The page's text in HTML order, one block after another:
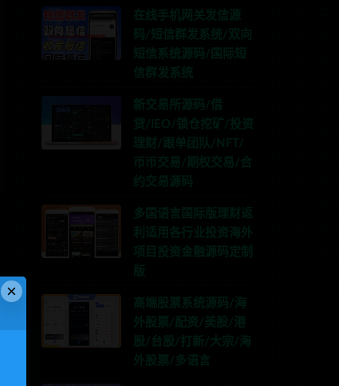
在线手机网关发信源
码/短信群发系统/双向
短信系统源码/国际短
信群发系统
新交易所源码/借
贷/IEO/锁仓挖矿/投资
理财/跟单团队/NFT/
币币交易/期权交易/合
约交易源码
多国语言国际版理财返
利适用各行业投资海外
项目投资金融源码定制
版
高端股票系统源码/海
外股票/配资/美股/港
股/台股/打新/大宗/海
外股票/多语言
×